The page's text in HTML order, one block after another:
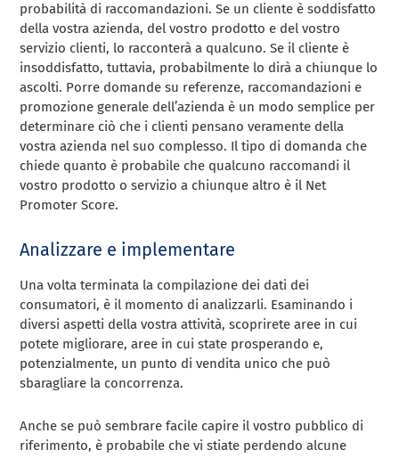
probabilità di raccomandazioni. Se un cliente è soddisfatto
della vostra azienda, del vostro prodotto e del vostro
servizio clienti, lo racconterà a qualcuno. Se il cliente è
insoddisfatto, tuttavia, probabilmente lo dirà a chiunque lo
ascolti. Porre domande su referenze, raccomandazioni e
promozione generale dell’azienda è un modo semplice per
determinare ciò che i clienti pensano veramente della
vostra azienda nel suo complesso. Il tipo di domanda che
chiede quanto è probabile che qualcuno raccomandi il
vostro prodotto o servizio a chiunque altro è il Net
Promoter Score.
Analizzare e implementare
Una volta terminata la compilazione dei dati dei
consumatori, è il momento di analizzarli. Esaminando i
diversi aspetti della vostra attività, scoprirete aree in cui
potete migliorare, aree in cui state prosperando e,
potenzialmente, un punto di vendita unico che può
sbaragliare la concorrenza.
Anche se può sembrare facile capire il vostro pubblico di
riferimento, è probabile che vi stiate perdendo alcune